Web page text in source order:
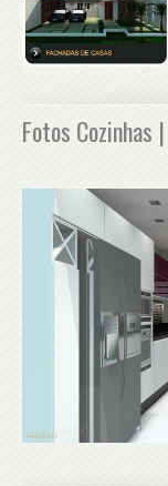
Fotos Cozinhas